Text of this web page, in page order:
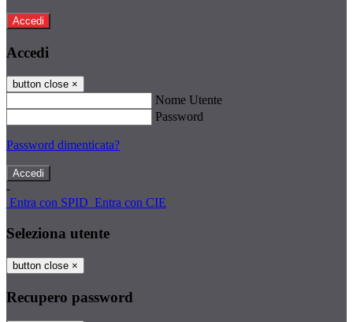
Accedi
Accedi
button close ×
Nome Utente
Password
Password dimenticata?
-
Entra con SPID Entra con CIE
Seleziona utente
button close ×
Recupero password